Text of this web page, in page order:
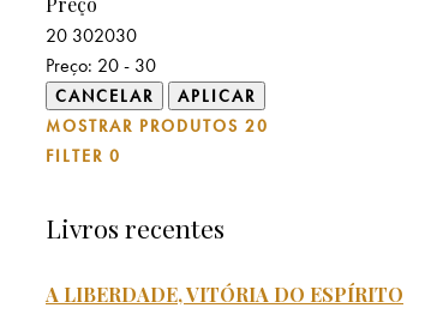
20 302030
Preço: 20 - 30
MOSTRAR PRODUTOS 20
FILTER 0
Livros recentes
A LIBERDADE, VITÓRIA DO ESPÍRITO